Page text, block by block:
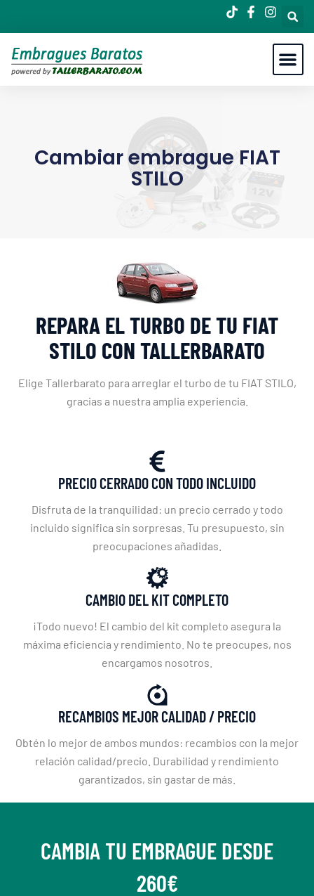
Cambiar embrague FIAT
STILO
REPARA EL TURBO DE TU FIAT
STILO CON TALLERBARATO
Elige Tallerbarato para arreglar el turbo de tu FIAT STILO,
gracias a nuestra amplia experiencia.
PRECIO CERRADO CON TODO INCLUIDO
Disfruta de la tranquilidad: un precio cerrado y todo
incluido significa sin sorpresas. Tu presupuesto, sin
preocupaciones añadidas.
CAMBIO DEL KIT COMPLETO
¡Todo nuevo! El cambio del kit completo asegura la
máxima eficiencia y rendimiento. No te preocupes, nos
encargamos nosotros.
RECAMBIOS MEJOR CALIDAD / PRECIO
Obtén lo mejor de ambos mundos: recambios con la mejor
relación calidad/precio. Durabilidad y rendimiento
garantizados, sin gastar de más.
CAMBIA TU EMBRAGUE DESDE
260€